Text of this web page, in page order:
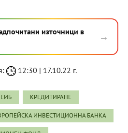
източници в
→
12:30 | 17.10.22 г.
ЕИБ КРЕДИТИРАНЕ
ИНВЕСТИЦИОННА БАНКА